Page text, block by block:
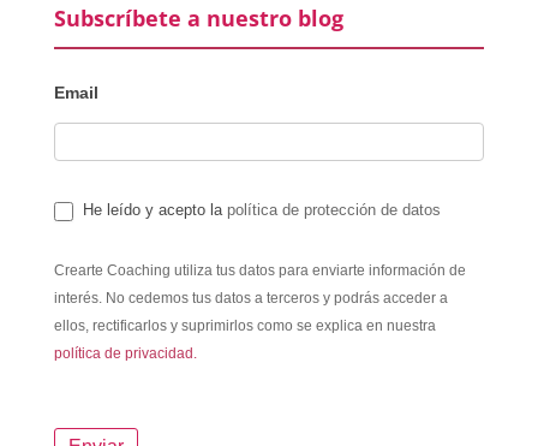
Subscríbete a nuestro blog
Email
He leído y acepto la política de protección de datos
Crearte Coaching utiliza tus datos para enviarte información de
interés. No cedemos tus datos a terceros y podrás acceder a
ellos, rectificarlos y suprimirlos como se explica en nuestra
política de privacidad.